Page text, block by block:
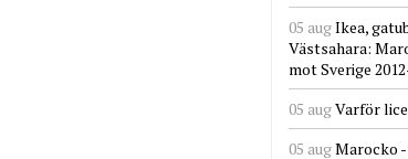
05 augIkea,
Västsahara:
mot Sverige
05 augVarför
05 augMarocko